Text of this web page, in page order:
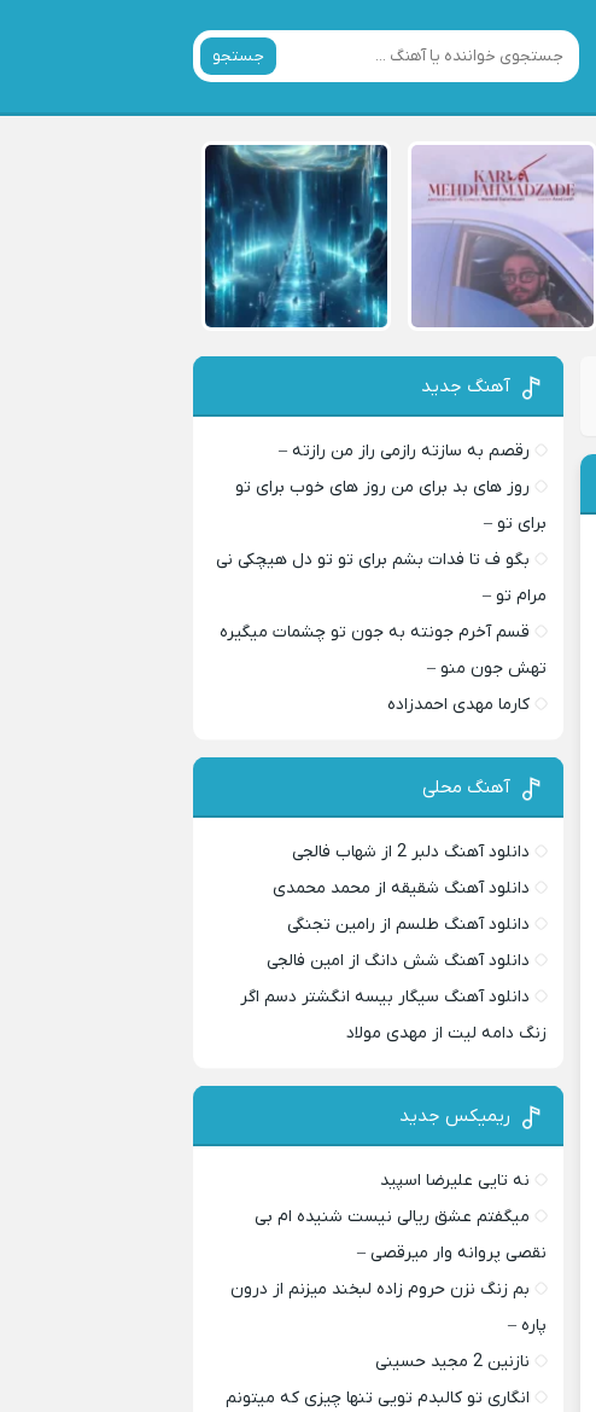
جستجو
آهنگ جدید
رقصم به سازته رازمی راز من رازته –
روز های بد برای من روز های خوب برای تو
برای تو –
بگو ف تا فدات بشم برای تو تو دل هیچکی نی
مرام تو –
قسم آخرم جونته به جون تو چشمات میگیره
تهش جون منو –
کارما مهدی احمدزاده
آهنگ محلی
دانلود آهنگ دلبر 2 از شهاب فالجی
دانلود آهنگ شقیقه از محمد محمدی
دانلود آهنگ طلسم از رامین تجنگی
دانلود آهنگ شش دانگ از امین فالجی
دانلود آهنگ سیگار بیسه انگشتر دسم اگر
زنگ دامه لیت از مهدی مولاد
ریمیکس جدید
نه تایی علیرضا اسپید
میگفتم عشق ریالی نیست شنیده ام بی
نقصی پروانه وار میرقصی –
بم زنگ نزن حروم زاده لبخند میزنم از درون
پاره –
نازنین 2 مجید حسینی
انگاری تو کالبدم تویی تنها چیزی که میتونم